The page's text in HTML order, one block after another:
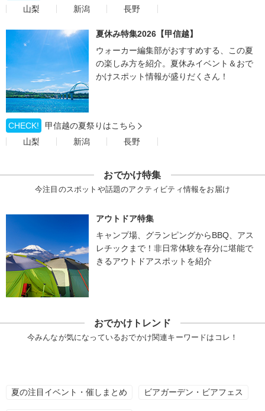
山梨
新潟 長野
夏休み特集2026【甲信越】
ウォーカー編集部がおすすめする、この夏
の楽しみ方を紹介。夏休みイベント＆おで
かけスポット情報が盛りだくさん！
CHECK!
甲信越の夏祭りはこちら
山梨
新潟 長野
おでかけ特集
今注目のスポットや話題のアクティビティ情報をお届け
アウトドア特集
キャンプ場、グランピングからBBQ、アス
レチックまで！非日常体験を存分に堪能で
きるアウトドアスポットを紹介
おでかけトレンド
今みんなが気になっているおでかけ関連キーワードはコレ！
夏の注目イベント・催しまとめ ビアガーデン・ビアフェス